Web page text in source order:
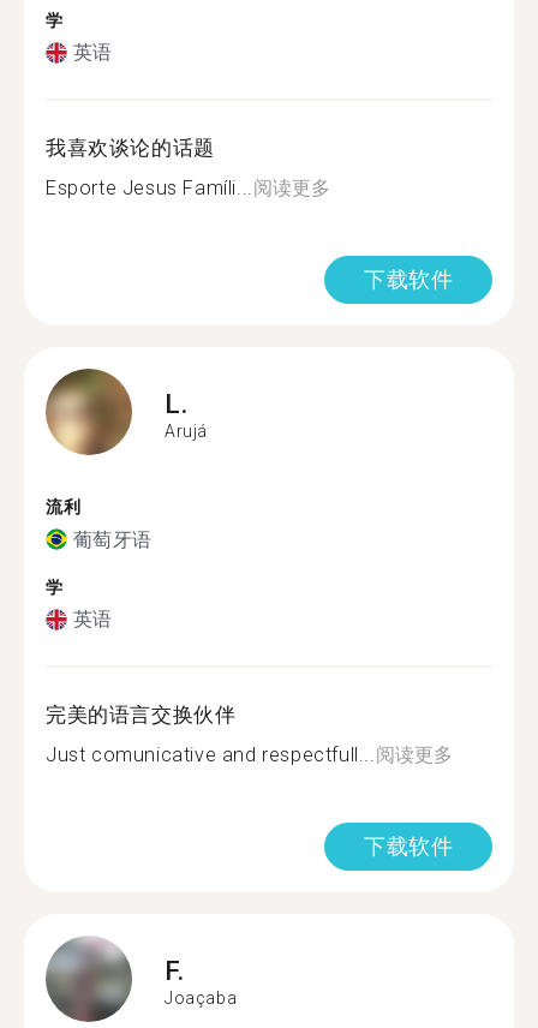
学
英语
我喜欢谈论的话题
Esporte Jesus Famíli...阅读更多
下载软件
L.
Arujá
流利
葡萄牙语
学
英语
完美的语言交换伙伴
Just comunicative and respectfull...阅读更多
下载软件
F.
Joaçaba